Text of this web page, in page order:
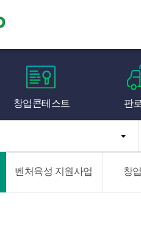
창업콘테스트 판
벤처육성 지원사업 창